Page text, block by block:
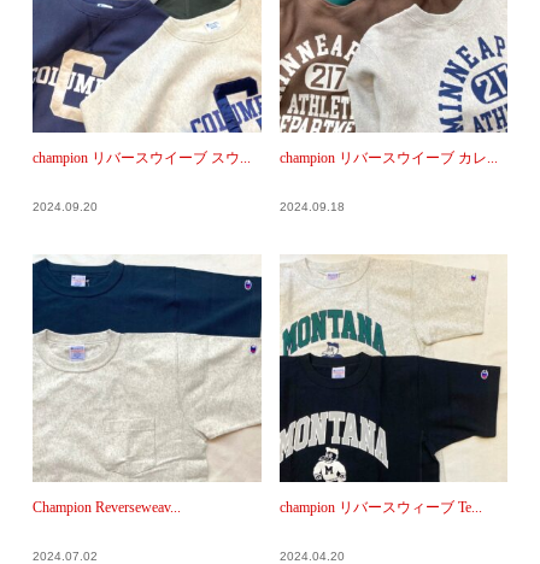
champion リバースウイーブ スウ...
2024.09.20
champion リバースウイーブ カレ...
2024.09.18
Champion Reverseweav...
2024.07.02
champion リバースウィーブ Te...
2024.04.20